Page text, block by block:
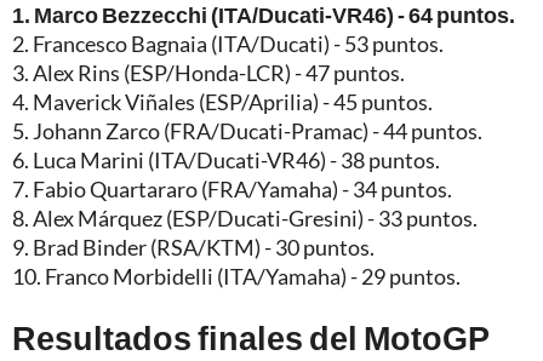
1. Marco Bezzecchi (ITA/Ducati-VR46) - 64 puntos.
2. Francesco Bagnaia (ITA/Ducati) - 53 puntos.
3. Alex Rins (ESP/Honda-LCR) - 47 puntos.
4. Maverick Viñales (ESP/Aprilia) - 45 puntos.
5. Johann Zarco (FRA/Ducati-Pramac) - 44 puntos.
6. Luca Marini (ITA/Ducati-VR46) - 38 puntos.
7. Fabio Quartararo (FRA/Yamaha) - 34 puntos.
8. Alex Márquez (ESP/Ducati-Gresini) - 33 puntos.
9. Brad Binder (RSA/KTM) - 30 puntos.
10. Franco Morbidelli (ITA/Yamaha) - 29 puntos.
Resultados finales del MotoGP